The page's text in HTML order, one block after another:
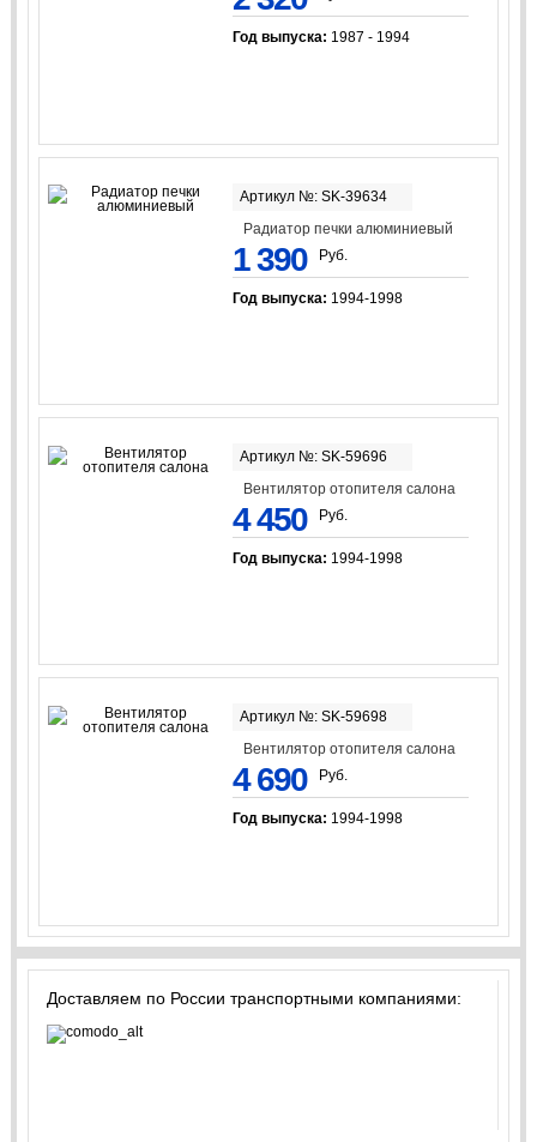
Год выпуска: 1987 - 1994
Артикул №: SK-39634
Радиатор печки алюминиевый
1 390 Руб.
Год выпуска: 1994-1998
Артикул №: SK-59696
Вентилятор отопителя салона
4 450 Руб.
Год выпуска: 1994-1998
Артикул №: SK-59698
Вентилятор отопителя салона
4 690 Руб.
Год выпуска: 1994-1998
Доставляем по России транспортными компаниями: